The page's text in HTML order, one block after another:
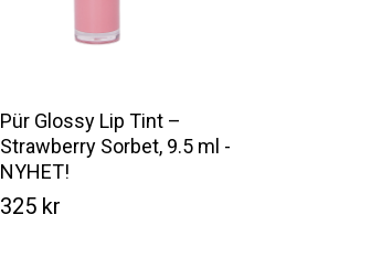
Pür Glossy Lip Tint –
Strawberry Sorbet, 9.5 ml -
NYHET!
325 kr